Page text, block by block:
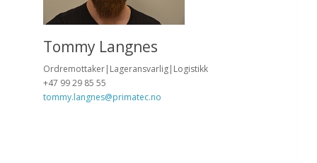
Tommy Langnes
Ordremottaker|Lageransvarlig|Logistikk
+47 99 29 85 55
tommy.langnes@primatec.no